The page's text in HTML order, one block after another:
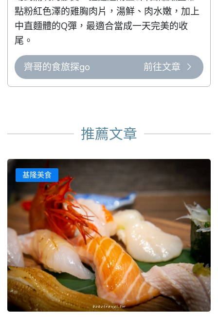
點粉紅色澤的雞胸肉片，湯鮮、肉水嫩，加上
中直麵體的Q彈，最適合當成一天完美的收
尾。
齊哥的食旅探go 前往文章
推薦文章
基隆美食